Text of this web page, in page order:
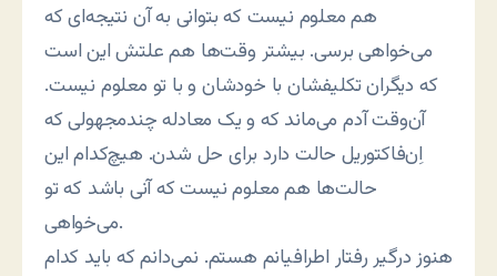
هم معلوم نیست که بتوانی به آن نتیجه‌ای که
می‌خواهی برسی. بیشتر وقت‌ها هم علتش این است
که دیگران تکلیفشان با خودشان و با تو معلوم نیست.
آن‌وقت آدم می‌ماند که و یک معادله چندمجهولی که
اِن‌فاکتوریل حالت دارد برای حل شدن. هیچ‌کدام این
حالت‌ها هم معلوم نیست که آنی باشد که تو
می‌خواهی.
هنوز درگیر رفتار اطرافیانم هستم. نمی‌دانم که باید کدام